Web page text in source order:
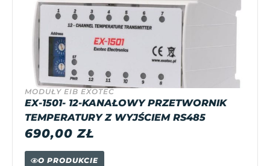
MODUŁY EIB EXOTEC
EX-1501- 12-KANAŁOWY PRZETWORNIK
TEMPERATURY Z WYJŚCIEM RS485
690,00ZŁ
O PRODUKCIE